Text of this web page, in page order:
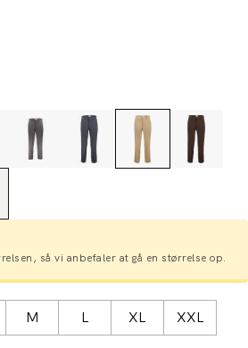
så vi anbefaler at gå en størrelse op.
M L XL
XXL